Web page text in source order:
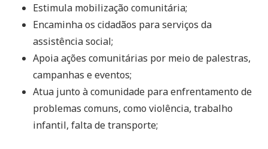
Estimula mobilização comunitária;
Encaminha os cidadãos para serviços da
assistência social;
Apoia ações comunitárias por meio de palestras,
campanhas e eventos;
Atua junto à comunidade para enfrentamento de
problemas comuns, como violência, trabalho
infantil, falta de transporte;